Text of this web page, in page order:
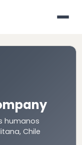
humanos
Chile